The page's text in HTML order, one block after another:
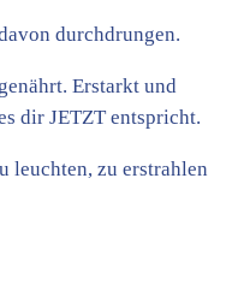
durchdrungen.
Erstarkt und
dir JETZT entspricht.
leuchten, zu erstrahlen